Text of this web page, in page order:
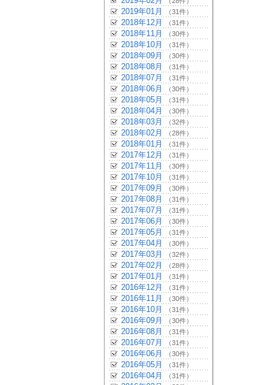
2019年01月 （31件）
2018年12月 （31件）
2018年11月 （30件）
2018年10月 （31件）
2018年09月 （30件）
2018年08月 （31件）
2018年07月 （31件）
2018年06月 （30件）
2018年05月 （31件）
2018年04月 （30件）
2018年03月 （32件）
2018年02月 （28件）
2018年01月 （31件）
2017年12月 （31件）
2017年11月 （30件）
2017年10月 （31件）
2017年09月 （30件）
2017年08月 （31件）
2017年07月 （31件）
2017年06月 （30件）
2017年05月 （31件）
2017年04月 （30件）
2017年03月 （32件）
2017年02月 （28件）
2017年01月 （31件）
2016年12月 （31件）
2016年11月 （30件）
2016年10月 （31件）
2016年09月 （30件）
2016年08月 （31件）
2016年07月 （31件）
2016年06月 （30件）
2016年05月 （31件）
2016年04月 （31件）